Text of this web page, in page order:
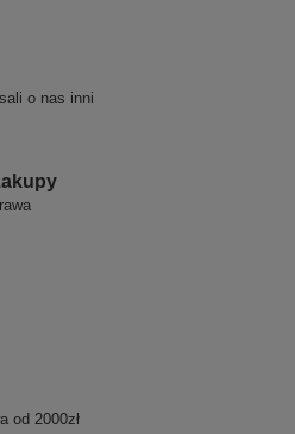
o nas inni
od 2000zł